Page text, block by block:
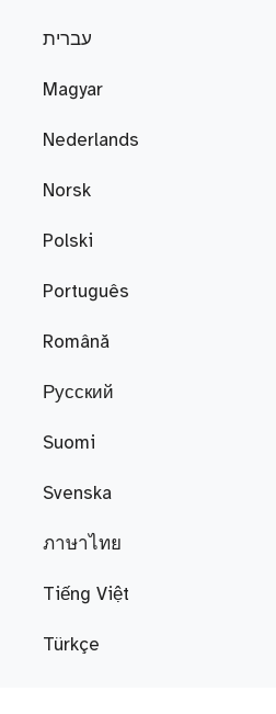
עברית
Magyar
Nederlands
Norsk
Polski
Português
Română
Русский
Suomi
Svenska
ภาษาไทย
Tiếng Việt
Türkçe